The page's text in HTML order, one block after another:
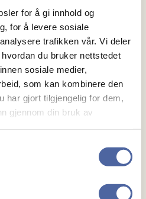
for å gi innhold og
for å levere sosiale
trafikken vår. Vi deler
du bruker nettstedet
sosiale medier,
som kan kombinere den
har gjort tilgjengelig for dem,
gjennom din bruk av
som gjør det mulig for
sammen!